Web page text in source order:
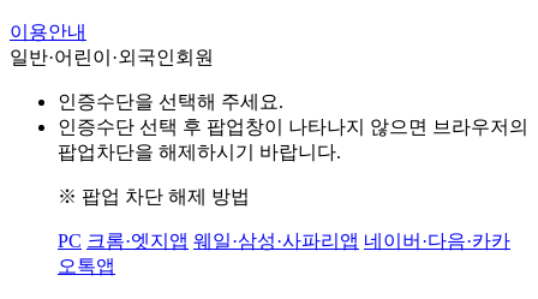
이용안내
일반·어린이·외국인회원
인증수단을 선택해 주세요.
인증수단 선택 후 팝업창이 나타나지 않으면 브라우저의
팝업차단을 해제하시기 바랍니다.
※ 팝업 차단 해제 방법
PC 크롬·엣지앱 웨일·삼성·사파리앱 네이버·다음·카카
오톡앱